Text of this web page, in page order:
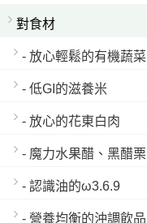
對食材
- 放心輕鬆的有機蔬菜
- 低GI的滋養米
- 放心的花東白肉
- 魔力水果醋、黑醋栗
- 認識油的ω3.6.9
- 營養均衡的沖調飲品